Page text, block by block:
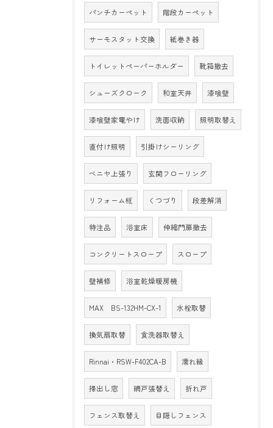
パンチカーペット 階段カーペット
サーモスタット交換 紙巻き器
トイレットペーパーホルダー 靴箱撤去
シューズクローク 和室天井 漆喰壁
漆喰壁家電やけ 洗面収納 照明取替え
直付け照明 引掛けシーリング
ベニヤ上張り 玄関フローリング
リフォーム框 くつづり 段差解消
特注品 浴室床 伸縮門扉撤去
コンクリートスロープ スロープ
壁補修 浴室乾燥暖房機
MAX BS-132HM-CX-1 水栓取替
換気扇取替 食洗器取替え
Rinnai・RSW-F402CA-B 濡れ縁
掃出し窓 網戸張替え 折れ戸
フェンス取替え 目隠しフェンス